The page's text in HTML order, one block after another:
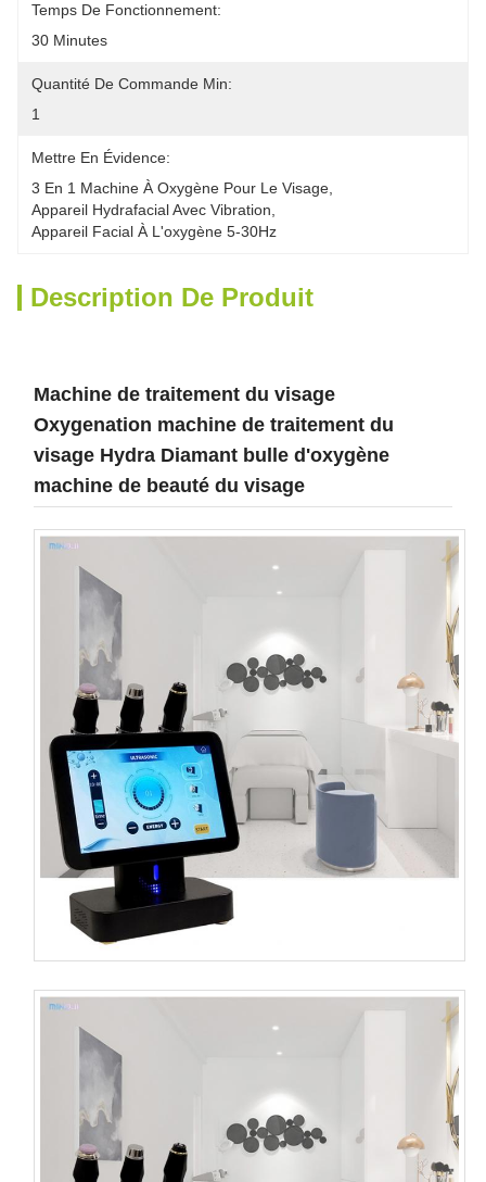
Temps De Fonctionnement:
30 Minutes
Quantité De Commande Min:
1
Mettre En Évidence:
3 En 1 Machine À Oxygène Pour Le Visage
Appareil Hydrafacial Avec Vibration
Appareil Facial À L'oxygène 5-30Hz
Description De Produit
Machine de traitement du visage
Oxygenation machine de traitement du
visage Hydra Diamant bulle d'oxygène
machine de beauté du visage